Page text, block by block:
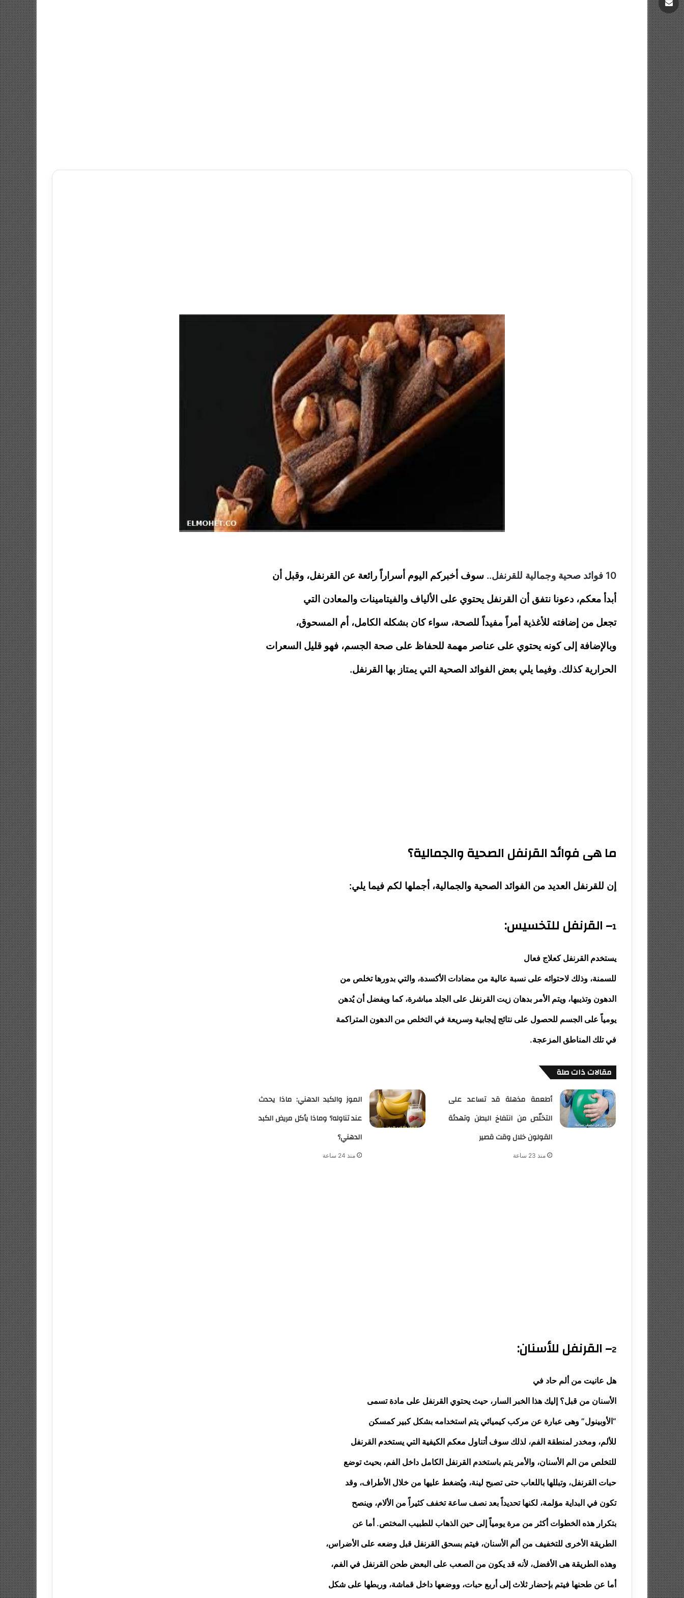
10 فوائد صحية وجمالية للقرنفل..
سوف أخبركم اليوم أسراراً رائعة عن القرنفل، وقبل أن
أبدأ معكم، دعونا نتفق أن القرنفل يحتوي على الألياف والفيتامينات والمعادن التي
تجعل من إضافته للأغذية أمراً مفيداً للصحة، سواء كان بشكله الكامل، أم المسحوق،
وبالإضافة إلى كونه يحتوي على عناصر مهمة للحفاظ على صحة الجسم، فهو قليل السعرات
الحرارية كذلك. وفيما يلي بعض الفوائد الصحية التي يمتاز بها القرنفل.
ما هى فوائد القرنفل الصحية والجمالية؟
إن للقرنفل العديد من الفوائد الصحية والجمالية، أجملها لكم فيما يلي:
1– القرنفل للتخسيس:
يستخدم القرنفل كعلاج فعال
للسمنة، وذلك لاحتوائه على نسبة عالية من مضادات الأكسدة، والتي بدورها تخلص من
الدهون وتذيبها، ويتم الأمر بدهان زيت القرنفل على الجلد مباشرة، كما ويفضل أن يُدهن
يومياً على الجسم للحصول على نتائج إيجابية وسريعة في التخلص من الدهون المتراكمة
في تلك المناطق المزعجة.
مقالات ذات صلة
أطعمة مذهلة قد تساعد على
التخلّص من انتفاخ البطن وتهدئة
القولون خلال وقت قصير
منذ 23 ساعة
الموز والكبد الدهني: ماذا يحدث
عند تناوله؟ وماذا يأكل مريض الكبد
الدهني؟
منذ 24 ساعة
2– القرنفل للأسنان:
هل عانيت من ألم حاد في
الأسنان من قبل؟ إليك هذا الخبر السار، حيث يحتوي القرنفل على مادة تسمى
“الأوبينول” وهى عبارة عن مركب كيميائي يتم استخدامه بشكل كبير كمسكن
للألم، ومخدر لمنطقة الفم، لذلك سوف أتناول معكم الكيفية التي يستخدم القرنفل
للتخلص من الم الأسنان، والأمر يتم باستخدم القرنفل الكامل داخل الفم، بحيث توضع
حبات القرنفل، وتبللها باللعاب حتى تصبح لينة، ويُضغط عليها من خلال الأطراف، وقد
تكون في البداية مؤلمة، لكنها تحديداً بعد نصف ساعة تخفف كثيراً من الألام، وينصح
بتكرار هذه الخطوات أكثر من مرة يومياً إلى حين الذهاب للطبيب المختص. أما عن
الطريقة الأخرى للتخفيف من ألم الأسنان، فيتم بسحق القرنفل قبل وضعه على الأضراس،
وهذه الطريقة هى الأفضل، لأنه قد يكون من الصعب على البعض طحن القرنفل في الفم،
أما عن طحنها فيتم بإحضار ثلاث إلى أربع حبات، ووضعها داخل قماشة، وربطها على شكل